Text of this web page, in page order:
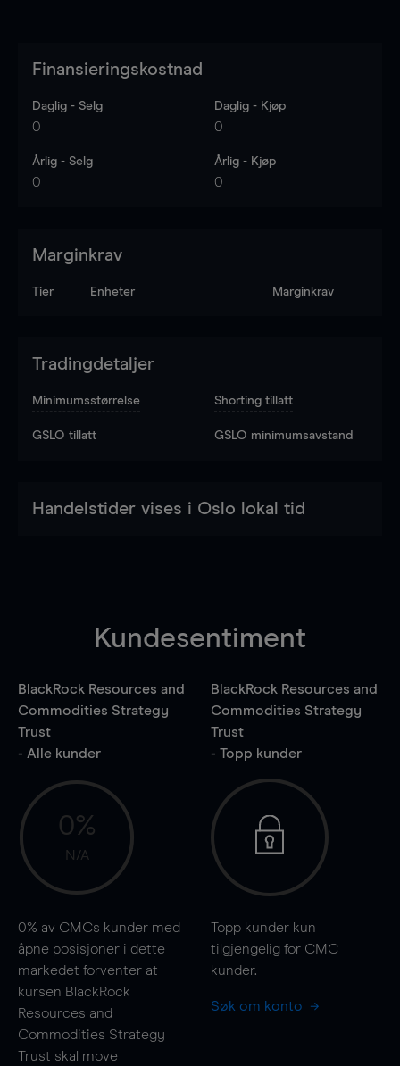
Finansieringskostnad
Daglig - Selg
0
Daglig - Kjøp
0
Årlig - Selg
0
Årlig - Kjøp
0
Marginkrav
Tier Enheter Marginkrav
Tradingdetaljer
Minimumsstørrelse Shorting tillatt
GSLO tillatt GSLO minimumsavstand
Handelstider vises i Oslo lokal tid
Kundesentiment
BlackRock Resources and
Commodities Strategy
Trust
- Alle kunder
0%
N/A
0% av CMCs kunder med
åpne posisjoner i dette
markedet forventer at
kursen BlackRock
Resources and
Commodities Strategy
Trust skal move
BlackRock Resources and
Commodities Strategy
Trust
- Topp kunder
Topp kunder kun
tilgjengelig for CMC
kunder.
Søk om konto